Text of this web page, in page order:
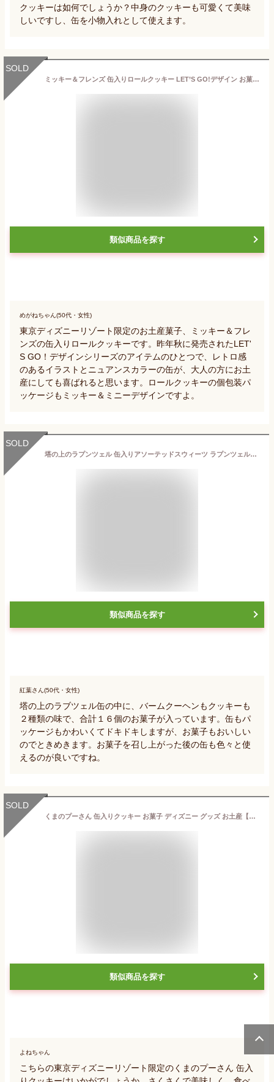
クッキーは如何でしょうか？中身のクッキーも可愛くて美味
しいですし、缶を小物入れとして使えます。
SOLD
ミッキー＆フレンズ 缶入りロールクッキー LET’S GO!デザイン お菓子 ディズニー グッズ お土産【東京ディズニーリゾート限定】
類似商品を探す
めがねちゃん(50代・女性)
東京ディズニーリゾート限定のお土産菓子、ミッキー＆フレ
ンズの缶入りロールクッキーです。昨年秋に発売されたLET'
S GO！デザインシリーズのアイテムのひとつで、レトロ感
のあるイラストとニュアンスカラーの缶が、大人の方にお土
産にしても喜ばれると思います。ロールクッキーの個包装パ
ッケージもミッキー＆ミニーデザインですよ。
SOLD
塔の上のラプンツェル 缶入りアソーテッドスウィーツ ラプンツェルの森 ファンタジースプリングス 2024 お菓子 ディズニー グッズ お土産【東京ディズニーシー限定】
類似商品を探す
紅葉さん(50代・女性)
塔の上のラブツェル缶の中に、バームクーヘンもクッキーも
２種類の味で、合計１６個のお菓子が入っています。缶もパ
ッケージもかわいくてドキドキしますが、お菓子もおいしい
のでときめきます。お菓子を召し上がった後の缶も色々と使
えるのが良いですね。
SOLD
くまのプーさん 缶入りクッキー お菓子 ディズニー グッズ お土産【東京ディズニーリゾート限定】
類似商品を探す
よねちゃん
こちらの東京ディズニーリゾート限定のくまのプーさん 缶入